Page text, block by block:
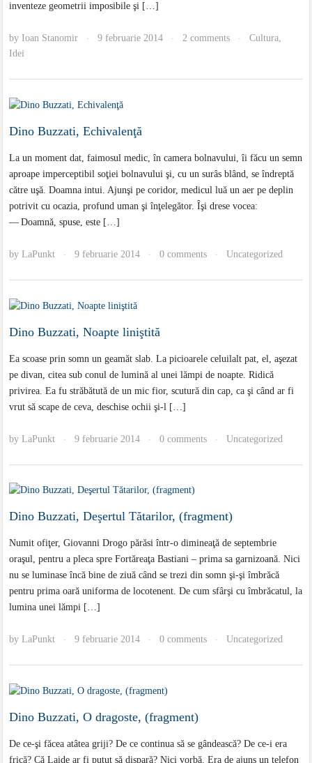
inventeze geometrii imposibile şi […]
by Ioan Stanomir · 9 februarie 2014 · 2 comments · Cultura,
Idei
Dino Buzzati, Echivalenţă
La un moment dat, faimosul medic, în camera bolnavului, îi făcu un semn
aproape imperceptibil soţiei bolnavului şi, cu un surâs blând, se îndreptă
către uşă. Doamna intui. Ajunşi pe coridor, medicul luă un aer pe deplin
potrivit cu ocazia, profund uman şi înţelegător. Îşi drese vocea:
— Doamnă, spuse, este […]
byLaPunkt · 9 februarie 2014 · 0 comments · Uncategorized
Dino Buzzati, Noapte liniştită
Ea scoase prin somn un geamăt slab. La picioarele celuilalt pat, el, aşezat
pe divan, citea sub conul de lumină al unei lămpi de noapte. Ridică
privirea. Ea fu străbătută de un mic fior, scutură din cap, ca şi când ar fi
vrut să scape de ceva, deschise ochii şi-l […]
byLaPunkt · 9 februarie 2014 · 0 comments · Uncategorized
Dino Buzzati, Deşertul Tătarilor, (fragment)
Numit ofiţer, Giovanni Drogo părăsi într-o dimineaţă de septembrie
oraşul, pentru a pleca spre Fortăreaţa Bastiani – prima sa garnizoană. Nici
nu se luminase încă bine de ziuă când se trezi din somn şi-şi îmbrăcă
pentru prima oară uniforma de locotenent. De cum sfârşi cu îmbrăcatul, la
lumina unei lămpi […]
byLaPunkt · 9 februarie 2014 · 0 comments · Uncategorized
Dino Buzzati, O dragoste, (fragment)
De ce-şi făcea atâtea griji? De ce continua să se gândească? De ce-i era
frică? Că Laide ar fi putut să dispară? Nici vorbă. Era de ajuns un telefon